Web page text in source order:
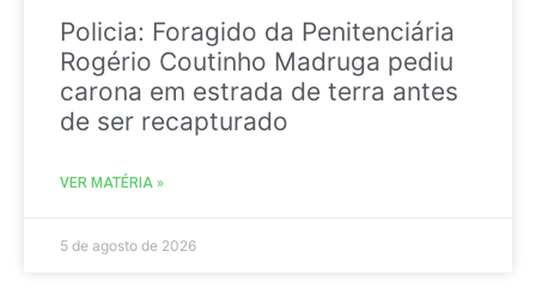
Policia: Foragido da Penitenciária
Rogério Coutinho Madruga pediu
carona em estrada de terra antes
de ser recapturado
VER MATÉRIA »
5 de agosto de 2026